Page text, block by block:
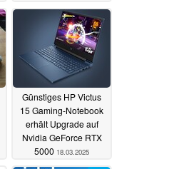
Günstiges HP Victus
15 Gaming-Notebook
erhält Upgrade auf
Nvidia GeForce RTX
5000 18.03.2025